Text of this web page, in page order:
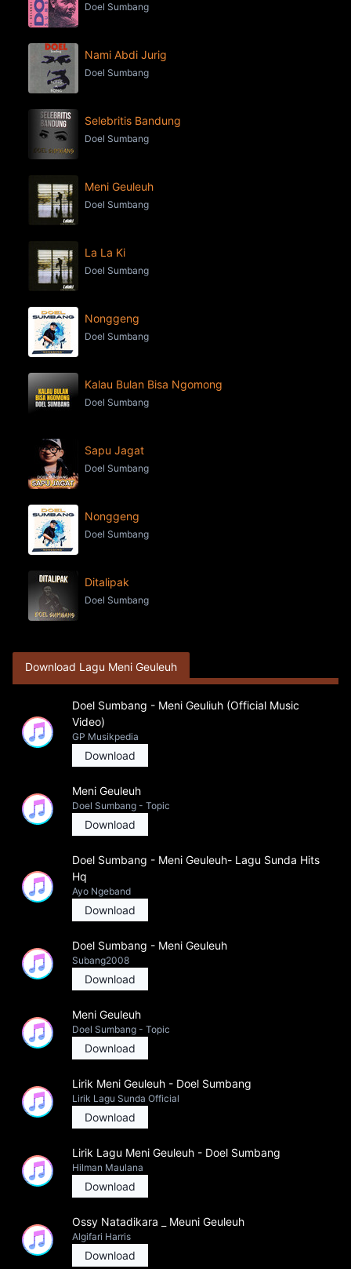
Doel Sumbang
Nami Abdi Jurig
Doel Sumbang
Selebritis Bandung
Doel Sumbang
Meni Geuleuh
Doel Sumbang
La La Ki
Doel Sumbang
Nonggeng
Doel Sumbang
Kalau Bulan Bisa Ngomong
Doel Sumbang
Sapu Jagat
Doel Sumbang
Nonggeng
Doel Sumbang
Ditalipak
Doel Sumbang
Download Lagu Meni Geuleuh
Doel Sumbang - Meni Geuliuh (Official Music
Video)
GP Musikpedia
Download
Meni Geuleuh
Doel Sumbang - Topic
Download
Doel Sumbang - Meni Geuleuh- Lagu Sunda Hits
Hq
Ayo Ngeband
Download
Doel Sumbang - Meni Geuleuh
Subang2008
Download
Meni Geuleuh
Doel Sumbang - Topic
Download
Lirik Meni Geuleuh - Doel Sumbang
Lirik Lagu Sunda Official
Download
Lirik Lagu Meni Geuleuh - Doel Sumbang
Hilman Maulana
Download
Ossy Natadikara _ Meuni Geuleuh
Algifari Harris
Download